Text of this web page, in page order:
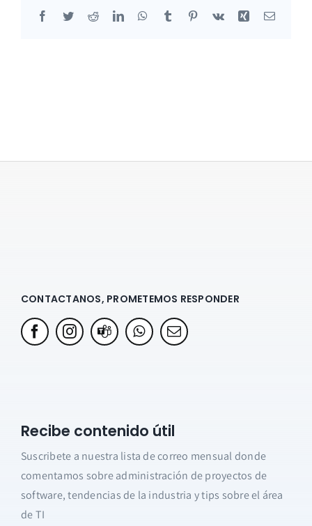
Facebook
TwitterRedditLinkedInWhatsApp
Tumblr Pinterest
Vk Xing Email
CONTACTANOS, PROMETEMOS RESPONDER
Recibe contenido útil
Suscribete a nuestra lista de correo mensual donde
comentamos sobre administración de proyectos de
software, tendencias de la industria y tips sobre el área
de TI